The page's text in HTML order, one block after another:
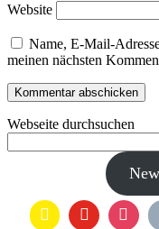
Website
Name, E-Mail-
meinen nächsten
Webseite durchsuchen